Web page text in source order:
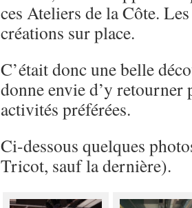
ces Ateliers de la Côte.
créations sur place.
C’était donc une belle
donne envie d’y retourner
activités préférées.
Ci-dessous quelques
Tricot, sauf la dernière).